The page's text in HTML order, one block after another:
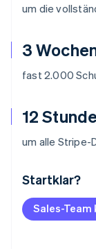
um die
3
fast 2.000
12
um alle Stripe-
Startklar?
Sales-
Australien
Belgien
Nederlands